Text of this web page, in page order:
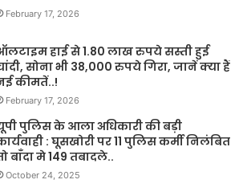
February 17, 2026
हाई से 1.80 लाख रुपये सस्ती हुई
सोना भी 38,000 रुपये गिरा, जानें क्या हैं
कीमतें..!
February 17, 2026
पुलिस के आला अधिकारी की बड़ी
: घूसखोरी पर 11 पुलिस कर्मी निलंबित
बाँदा मे 149 तबादले..
October 24, 2025